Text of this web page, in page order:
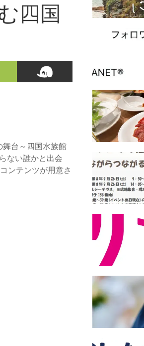
四国
台～四国水族館
ない誰かと出会
ンテンツが用意さ